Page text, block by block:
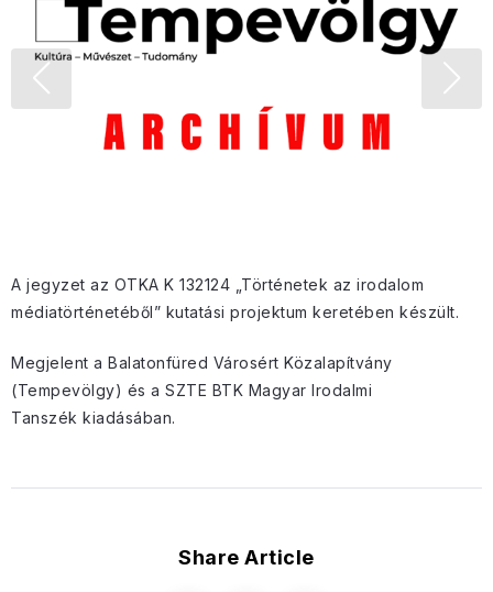
A jegyzet az OTKA K 132124 „Történetek az irodalom
médiatörténetéből” kutatási projektum keretében készült.
Megjelent a Balatonfüred Városért Közalapítvány
(Tempevölgy) és a SZTE BTK Magyar Irodalmi
Tanszék kiadásában.
Share Article